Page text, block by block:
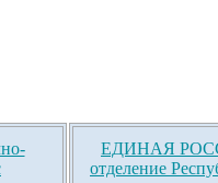
ЕДИНАЯ
отделение